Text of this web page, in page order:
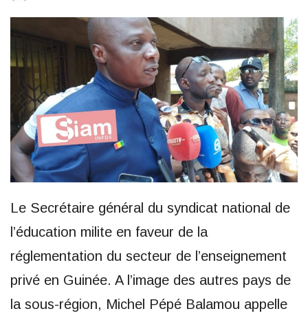
Le Secrétaire général du syndicat national de
l’éducation milite en faveur de la
réglementation du secteur de l’enseignement
privé en Guinée. A l’image des autres pays de
la sous-région, Michel Pépé Balamou appelle